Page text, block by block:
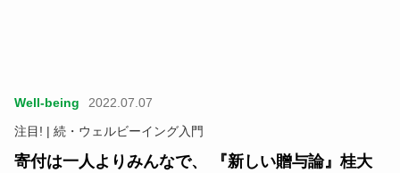
Well-being
2022.07.07
注目! | 続・ウェルビーイング入門
寄付は一人よりみんなで、 『新しい贈与論』桂大